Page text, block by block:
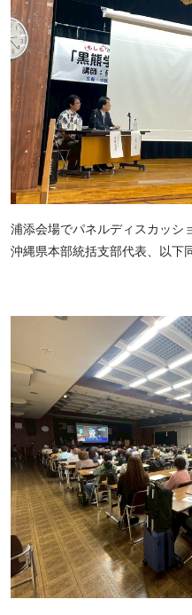
浦添会場でパネルディスカッシ
沖縄県本部統括支部代表、以下